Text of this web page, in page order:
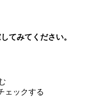
てみてください。
ェックする